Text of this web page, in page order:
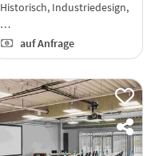
Historisch, Industriedesign,
…
auf Anfrage